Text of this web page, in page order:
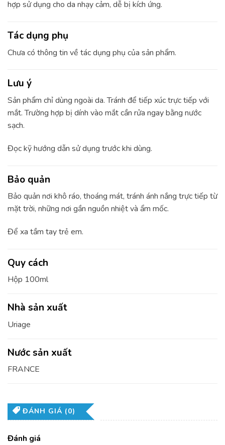
hợp sử dụng cho da nhạy cảm, dễ bị kích ứng.
Tác dụng phụ
Chưa có thông tin về tác dụng phụ của sản phẩm.
Lưu ý
Sản phẩm chỉ dùng ngoài da. Tránh để tiếp xúc trực tiếp với
mắt. Trường hợp bị dính vào mắt cần rửa ngay bằng nước
sạch.
Đọc kỹ hướng dẫn sử dụng trước khi dùng.
Bảo quản
Bảo quản nơi khô ráo, thoáng mát, tránh ánh nắng trực tiếp từ
mặt trời, những nơi gần nguồn nhiệt và ẩm mốc.
Để xa tầm tay trẻ em.
Quy cách
Hộp 100ml
Nhà sản xuất
Uriage
Nước sản xuất
FRANCE
ĐÁNH GIÁ (0)
Đánh giá